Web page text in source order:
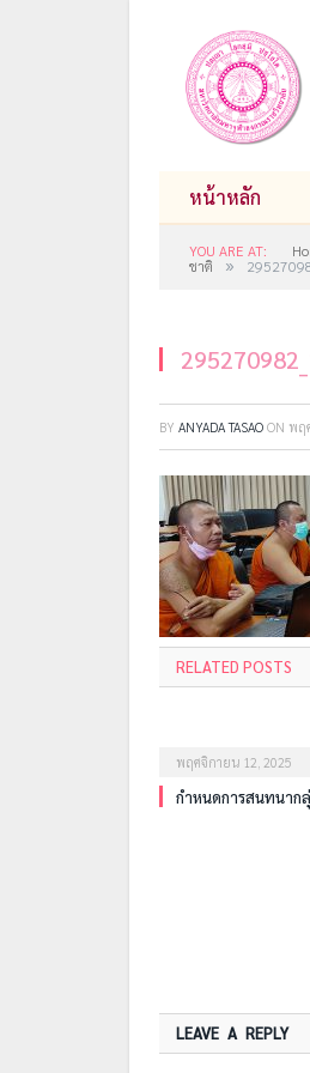
หน้าหลัก
YOU ARE AT:
ชาติ
»
BY ANYADA TASAO ON พฤ
RELATED POSTS
พฤศจิกายน 12, 2025
กำหนดการสนทนาก
LEAVE A REPLY